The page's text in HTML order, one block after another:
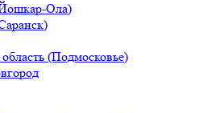
Ола)
(Подмосковье)